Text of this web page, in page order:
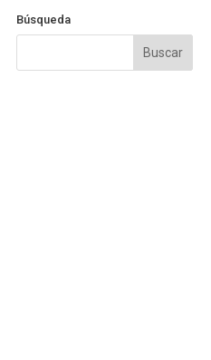
Búsqueda